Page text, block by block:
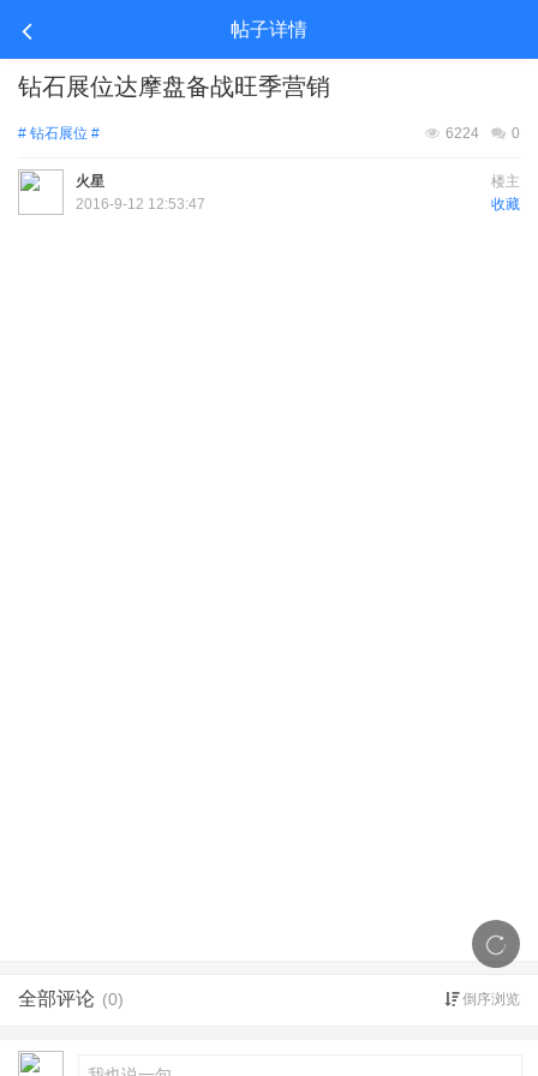
帖子详情
钻石展位达摩盘备战旺季营销
# 钻石展位 # 0
6224
楼主
火星
收藏
2016-9-12 12:53:47
全部评论 (0) 倒序浏览